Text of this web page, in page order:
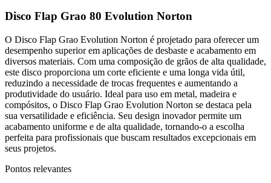
Disco Flap Grao 80 Evolution Norton
O Disco Flap Grao Evolution Norton é projetado para oferecer um
desempenho superior em aplicações de desbaste e acabamento em
diversos materiais. Com uma composição de grãos de alta qualidade,
este disco proporciona um corte eficiente e uma longa vida útil,
reduzindo a necessidade de trocas frequentes e aumentando a
produtividade do usuário. Ideal para uso em metal, madeira e
compósitos, o Disco Flap Grao Evolution Norton se destaca pela
sua versatilidade e eficiência. Seu design inovador permite um
acabamento uniforme e de alta qualidade, tornando-o a escolha
perfeita para profissionais que buscam resultados excepcionais em
seus projetos.
Pontos relevantes